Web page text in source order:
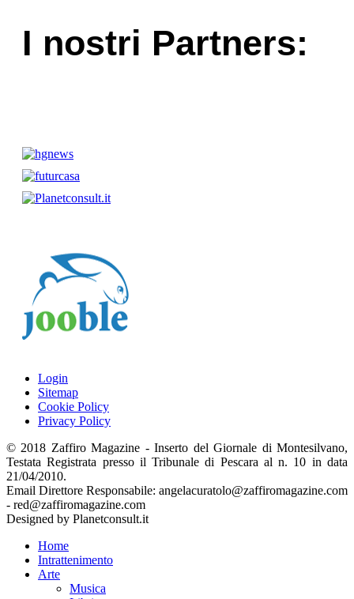
I nostri Partners:
Login
Sitemap
Cookie Policy
Privacy Policy
© 2018 Zaffiro Magazine - Inserto del Giornale di Montesilvano,
Testata Registrata presso il Tribunale di Pescara al n. 10 in data
21/04/2010.
Email Direttore Responsabile: angelacuratolo@zaffiromagazine.com
- red@zaffiromagazine.com
Designed by Planetconsult.it
Home
Intrattenimento
Arte
Musica